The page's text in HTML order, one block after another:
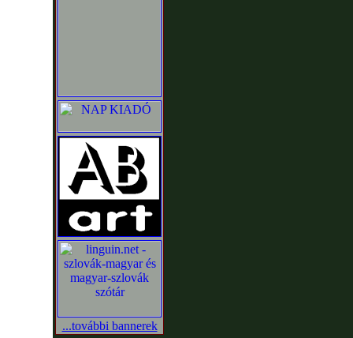
...további bannerek